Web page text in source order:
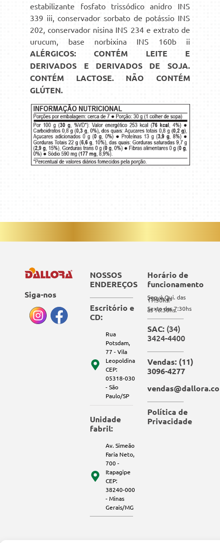
estabilizante fosfato trissódico anidro INS
339 iii, conservador sorbato de potássio INS
202, conservador nisina INS 234 e extrato de
urucum, base norbixina INS 160b ii
ALÉRGICOS: CONTÉM LEITE E
DERIVADOS E DERIVADOS DE SOJA.
CONTÉM LACTOSE. NÃO CONTÉM
GLÚTEN.
Siga-nos
NOSSOS
ENDEREÇOS
Escritório e
CD:
Rua
Potsdam,
77 - Vila
Leopoldina
CEP:
05318-030
- São
Paulo/SP
Unidade
fabril:
Av. Simeão
Faria Neto,
700 -
Itapagipe
CEP:
38240-000
- Minas
Gerais/MG
Horário de
funcionamento
Seg. à Qui. das
7:30hs às
17:30hs.
Sexta das 7:30hs
às 16:30hs.
SAC: (34)
3424-4400
Vendas: (11)
3096-4277
Política de
Privacidade